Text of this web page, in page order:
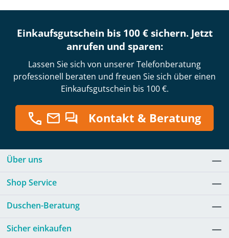
Einkaufsgutschein bis 100 € sichern. Jetzt
anrufen und sparen:
Lassen Sie sich von unserer Telefonberatung
professionell beraten und freuen Sie sich über einen
Einkaufsgutschein bis 100 €.
Kontakt & Beratung
Über uns
Shop Service
Duschen-Beratung
Sicher einkaufen